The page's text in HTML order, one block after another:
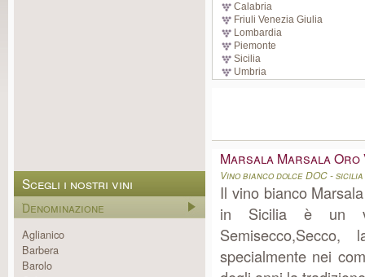
Scegli i nostri vini
Denominazione
Aglianico
Barbera
Barolo
Calabria
Friuli Venezia Giulia
Lombardia
Piemonte
Sicilia
Umbria
Marsala Marsala Oro
Vino bianco dolce DOC - sicilia
Il vino bianco
in Sicilia è un
specialmente nei